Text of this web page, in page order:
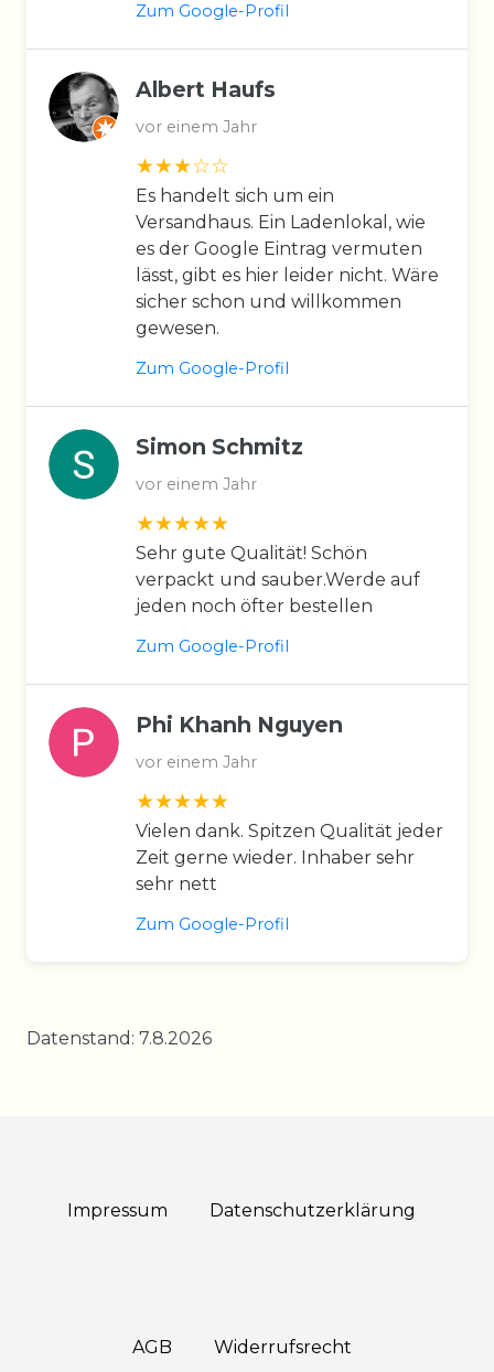
Zum Google-Profil
Albert Haufs
vor einem Jahr
Es handelt sich um ein
Versandhaus. Ein Ladenlokal, wie
es der Google Eintrag vermuten
lässt, gibt es hier leider nicht. Wäre
sicher schon und willkommen
gewesen.
Zum Google-Profil
Simon Schmitz
vor einem Jahr
Sehr gute Qualität! Schön
verpackt und sauber.Werde auf
jeden noch öfter bestellen
Zum Google-Profil
Phi Khanh Nguyen
vor einem Jahr
Vielen dank. Spitzen Qualität jeder
Zeit gerne wieder. Inhaber sehr
sehr nett
Zum Google-Profil
Datenstand: 7.8.2026
Impressum Daten­schutz­erklärung
AGB Widerrufs­recht